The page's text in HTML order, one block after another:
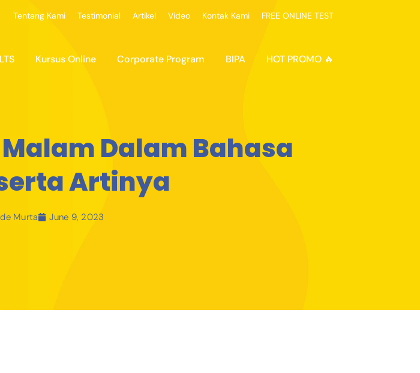
Tentang Kami Testimonial Artikel Video Kontak Kami FREE ONLINE TEST
Kursus Online Corporate Program BIPA HOT PROMO 🔥
Dalam Bahasa
Artinya
Murta June 9, 2023